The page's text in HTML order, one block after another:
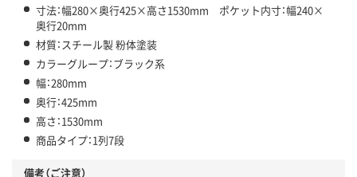
寸法：幅280×奥行425×高さ1530mm ポケット内寸：幅240×
奥行20mm
材質：スチール製 粉体塗装
カラーグループ：ブラック系
幅：280mm
奥行：425mm
高さ：1530mm
商品タイプ：1列7段
備考（ご注意）